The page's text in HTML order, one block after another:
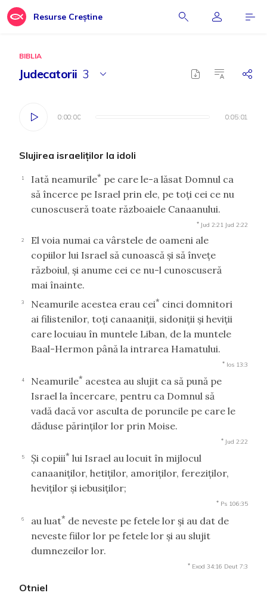
Resurse Creștine
BIBLIA
Judecatorii 3
0:00:00 0:05:01
0:00:00 0:05:01
Slujirea israeliţilor la idoli
1 Iată neamurile* pe care le-a lăsat Domnul ca
să încerce pe Israel prin ele, pe toţi cei ce nu
cunoscuseră toate războaiele Canaanului.
* Jud 2:21 Jud 2:22
2
El voia numai ca vârstele de oameni ale
copiilor lui Israel să cunoască şi să înveţe
războiul, şi anume cei ce nu-l cunoscuseră
mai înainte.
3 Neamurile acestea erau cei* cinci domnitori
ai filistenilor, toţi canaaniţii, sidoniţii şi heviţii
care locuiau în muntele Liban, de la muntele
Baal-Hermon până la intrarea Hamatului.
* Ios 13:3
4 Neamurile* acestea au slujit ca să pună pe
Israel la încercare, pentru ca Domnul să
vadă dacă vor asculta de poruncile pe care le
dăduse părinţilor lor prin Moise.
* Jud 2:22
5 Şi copiii* lui Israel au locuit în mijlocul
canaaniţilor, hetiţilor, amoriţilor, fereziţilor,
heviţilor şi iebusiţilor;
* Ps 106:35
6 au luat* de neveste pe fetele lor şi au dat de
neveste fiilor lor pe fetele lor şi au slujit
dumnezeilor lor.
* Exod 34:16 Deut 7:3
Otniel